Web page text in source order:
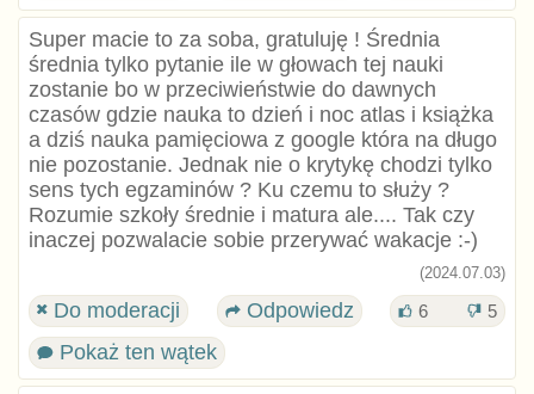
Super macie to za soba, gratuluję ! Średnia
średnia tylko pytanie ile w głowach tej nauki
zostanie bo w przeciwieństwie do dawnych
czasów gdzie nauka to dzień i noc atlas i książka
a dziś nauka pamięciowa z google która na długo
nie pozostanie. Jednak nie o krytykę chodzi tylko
sens tych egzaminów ? Ku czemu to służy ?
Rozumie szkoły średnie i matura ale.... Tak czy
inaczej pozwalacie sobie przerywać wakacje :⁠-⁠)
(2024.07.03)
Do moderacji Odpowiedz 6 5
Pokaż ten wątek